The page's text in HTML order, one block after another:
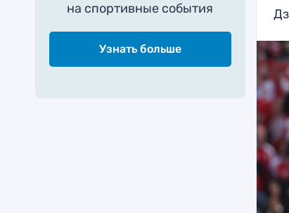
на спортивные события
Узнать больше